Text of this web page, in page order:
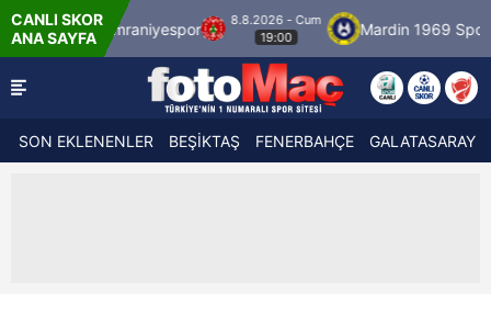
CANLI SKOR
ANA SAYFA
8.8.2026 - Cum
19:00
Mardin 1969 Spor Özbelsan
SON EKLENENLER BEŞİKTAŞ FENERBAHÇE GALATASARAY